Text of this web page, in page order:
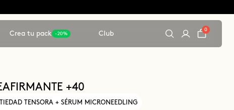
Crea tu pack -20% Club
0
+40
TENSORA + SÉRUM MICRONEEDLING